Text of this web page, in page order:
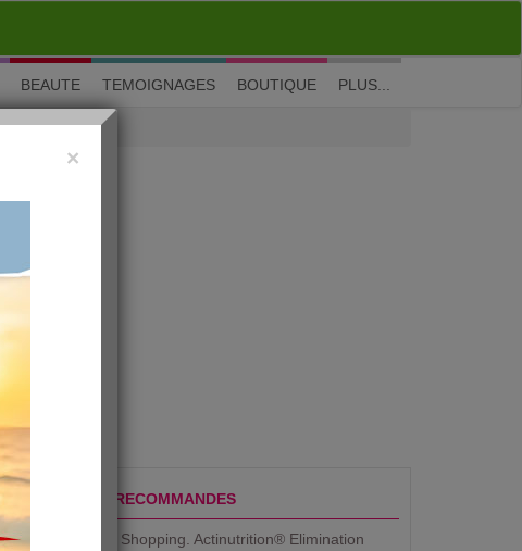
M'inscrire| Me connecter| ? Visite guidée
BEAUTE TEMOIGNAGES BOUTIQUE PLUS...
PRODUITS RECOMMANDES
Aujourdhui Shopping. Actinutrition® Elimination
×